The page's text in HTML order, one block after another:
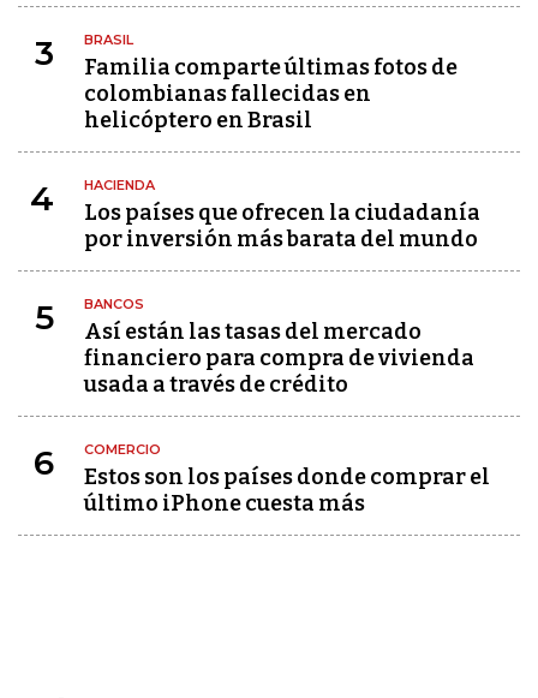
3 BRASIL
Familia comparte últimas fotos de
colombianas fallecidas en
helicóptero en Brasil
4 HACIENDA
Los países que ofrecen la ciudadanía
por inversión más barata del mundo
5 BANCOS
Así están las tasas del mercado
financiero para compra de vivienda
usada a través de crédito
6 COMERCIO
Estos son los países donde comprar el
último iPhone cuesta más